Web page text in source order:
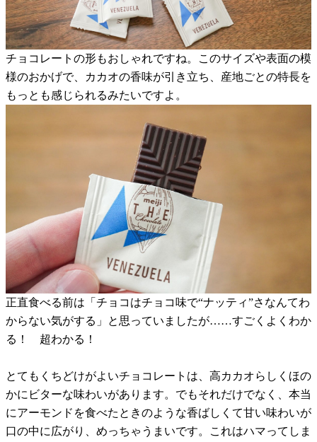
チョコレートの形もおしゃれですね。このサイズや表面の模
様のおかげで、カカオの香味が引き立ち、産地ごとの特長を
もっとも感じられるみたいですよ。
正直食べる前は「チョコはチョコ味で“ナッティ”さなんてわ
からない気がする」と思っていましたが……すごくよくわか
る！ 超わかる！
とてもくちどけがよいチョコレートは、高カカオらしくほの
かにビターな味わいがあります。でもそれだけでなく、本当
にアーモンドを食べたときのような香ばしくて甘い味わいが
口の中に広がり、めっちゃうまいです。これはハマってしま